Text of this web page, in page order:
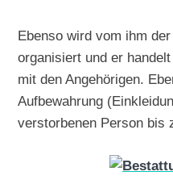
Ebenso wird vom ihm
organisiert und er
mit den Angehörigen.
Aufbewahrung
verstorbenen Person bis